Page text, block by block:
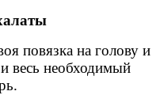
повязка на голову и
весь необходимый